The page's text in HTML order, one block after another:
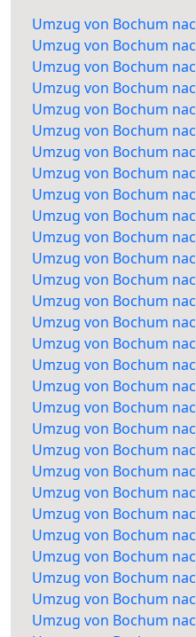
Umzug von Bochum
Umzug von Bochum
Umzug von Bochum
Umzug von Bochum
Umzug von Bochum
Umzug von Bochum
Umzug von Bochum
Umzug von Bochum
Umzug von Bochum
Umzug von Bochum
Umzug von Bochum
Umzug von Bochum
Umzug von Bochum
Umzug von Bochum
Umzug von Bochum
Umzug von Bochum
Umzug von Bochum
Umzug von Bochum
Umzug von Bochum
Umzug von Bochum
Umzug von Bochum
Umzug von Bochum
Umzug von Bochum
Umzug von Bochum
Umzug von Bochum
Umzug von Bochum
Umzug von Bochum
Umzug von Bochum
Umzug von Bochum